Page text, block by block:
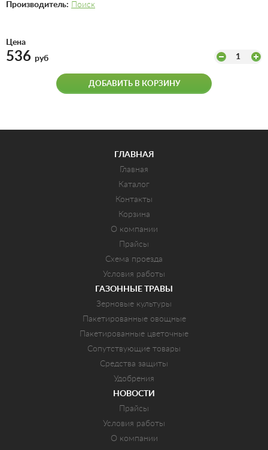
Производитель:
Поиск
Цена
536 руб 1
ДОБАВИТЬ В КОРЗИНУ
ГЛАВНАЯ
Главная
Каталог
Контакты
Корзина
О компании
Прайсы
Схема проезда
Условия работы
ГАЗОННЫЕ ТРАВЫ
Зерновые культуры
Пакетированные овощные
Пакетированные цветочные
Сопутствующие товары
Средства защиты
Удобрения
НОВОСТИ
Прайсы
Условия работы
О компании